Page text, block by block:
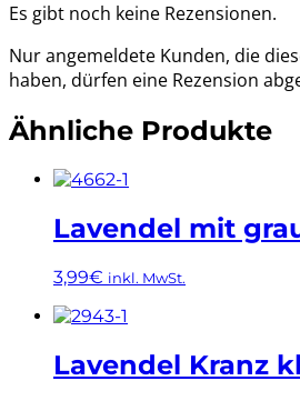
Es gibt noch keine Rezensionen.
Nur angemeldete Kunden, die
haben, dürfen eine Rezension
Ähnliche Produkte
Lavendel mit
3,99€ inkl. MwSt.
Lavendel Kranz